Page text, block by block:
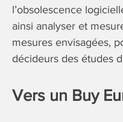
l’obsolescence
ainsi analyser et
mesures envisagées,
décideurs des études
Vers un Buy